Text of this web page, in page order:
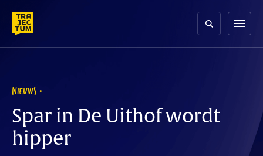
content
menu
NIEUWS
Spar in De Uithof wordt
hipper